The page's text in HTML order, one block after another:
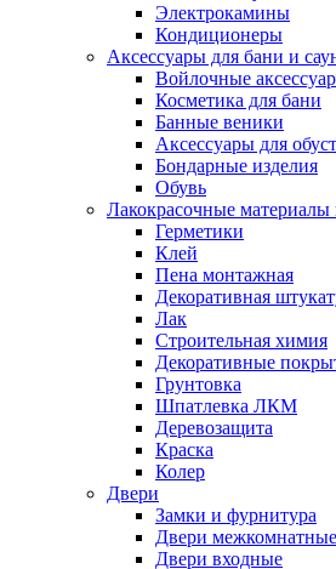
Электрокамины
Кондиционеры
Аксессуары для бани и
Войлочные
Косметика для бани
Банные веники
Аксессуары для
Бондарные изделия
Обувь
Лакокрасочные материалы
Герметики
Клей
Пена монтажная
Декоративная
Лак
Строительная химия
Декоративные
Грунтовка
Шпатлевка ЛКМ
Деревозащита
Краска
Колер
Двери
Замки и фурнитура
Двери межкомнатные
Двери входные